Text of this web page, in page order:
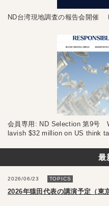
ND台湾現地調査の報告会開催
会員専用: ND Selection 第9号
lavish $32 million on US think
最
2026/06/23 TOPICS
2026年猿田代表の講演予定（東